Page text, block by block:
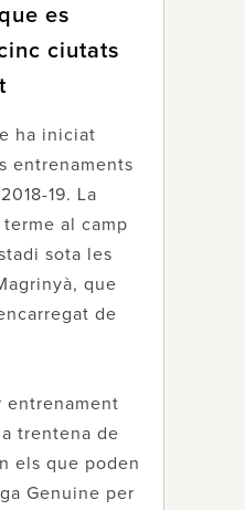
es
ciutats
ha iniciat
entrenaments
19. La
terme al camp
sota les
que
de
entrenament
trentena de
els que poden
Genuine per